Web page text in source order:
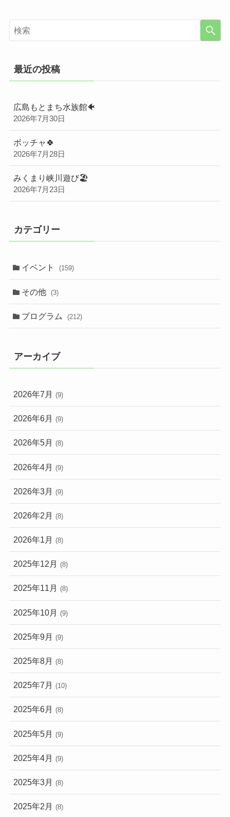
最近の投稿
広島もとまち水族館🐠
2026年7月30日
ボッチャ🍀
2026年7月28日
みくまり峡川遊び🏖️
2026年7月23日
カテゴリー
イベント (159)
その他 (3)
プログラム (212)
アーカイブ
2026年7月 (9)
2026年6月 (9)
2026年5月 (8)
2026年4月 (9)
2026年3月 (9)
2026年2月 (8)
2026年1月 (8)
2025年12月 (8)
2025年11月 (8)
2025年10月 (9)
2025年9月 (9)
2025年8月 (8)
2025年7月 (10)
2025年6月 (8)
2025年5月 (9)
2025年4月 (9)
2025年3月 (8)
2025年2月 (8)